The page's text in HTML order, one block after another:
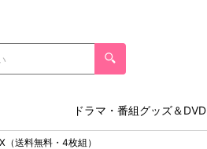
ドラマ・番組グッズ＆DVD
送料無料・4枚組）